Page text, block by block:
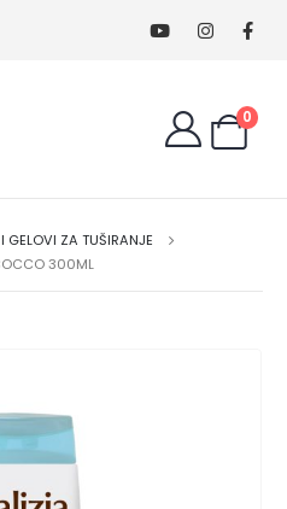
0
GELOVI ZA TUŠIRANJE
300ML